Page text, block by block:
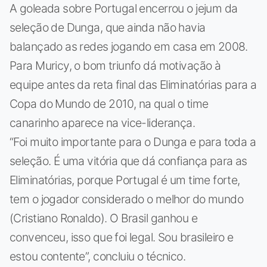
A goleada sobre Portugal encerrou o jejum da
seleção de Dunga, que ainda não havia
balançado as redes jogando em casa em 2008.
Para Muricy, o bom triunfo dá motivação à
equipe antes da reta final das Eliminatórias para a
Copa do Mundo de 2010, na qual o time
canarinho aparece na vice-liderança.
“Foi muito importante para o Dunga e para toda a
seleção. É uma vitória que dá confiança para as
Eliminatórias, porque Portugal é um time forte,
tem o jogador considerado o melhor do mundo
(Cristiano Ronaldo). O Brasil ganhou e
convenceu, isso que foi legal. Sou brasileiro e
estou contente”, concluiu o técnico.